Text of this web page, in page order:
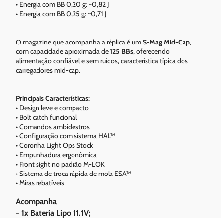
• Energia com BB 0,20 g: ~0,82 J
• Energia com BB 0,25 g: ~0,71 J
O magazine que acompanha a réplica é umS-Mag Mid-Cap,
com capacidade aproximada de125 BBs, oferecendo
alimentação confiável e sem ruídos, característica típica dos
carregadores mid-cap.
Principais Características:
• Design leve e compacto
• Bolt catch funcional
• Comandos ambidestros
• Configuração com sistema HAL™
• Coronha Light Ops Stock
• Empunhadura ergonômica
• Front sight no padrão M-LOK
• Sistema de troca rápida de mola ESA™
• Miras rebatíveis
Acompanha
- 1x Bateria Lipo 11.1V;